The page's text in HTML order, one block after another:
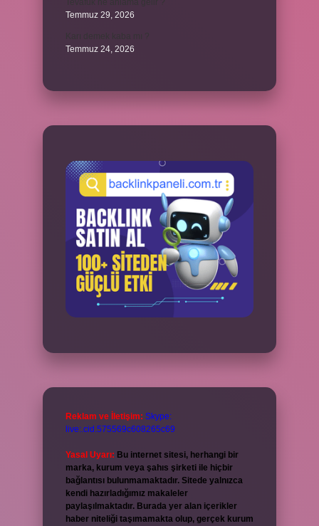
Temmuz 29, 2026
Temmuz 24, 2026
Reklam ve İletişim: Skype:
live:.cid.575569c608265c69
Yasal Uyarı: Bu internet sitesi, herhangi bir
marka, kurum veya şahıs şirketi ile hiçbir
bağlantısı bulunmamaktadır. Sitede yalnızca
kendi hazırladığımız makaleler
paylaşılmaktadır. Burada yer alan içerikler
haber niteliği taşımamakta olup, gerçek kurum